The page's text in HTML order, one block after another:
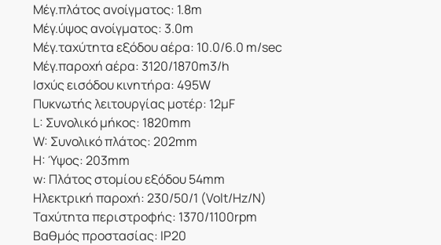
Μέγ.πλάτος ανοίγματος: 1.8m
Μέγ.ύψος ανοίγματος: 3.0m
Μέγ.ταχύτητα εξόδου αέρα: 10.0/6.0 m/sec
Μέγ.παροχή αέρα: 3120/1870m3/h
Ισχύς εισόδου κινητήρα: 495W
Πυκνωτής λειτουργίας μοτέρ: 12μF
L: Συνολικό μήκος: 1820mm
W: Συνολικό πλάτος: 202mm
H: Ύψος: 203mm
w: Πλάτος στομίου εξόδου 54mm
Ηλεκτρική παροχή: 230/50/1 (Volt/Hz/N)
Ταχύτητα περιστροφής: 1370/1100rpm
Βαθμός προστασίας: IP20